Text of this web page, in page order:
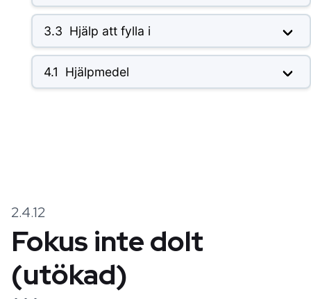
3.3 Hjälp att fylla i
4.1 Hjälpmedel
2.4.12
Fokus inte dolt
(utökad)